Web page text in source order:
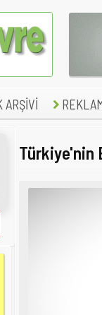
ARŞİVİ
Türkiye'nin